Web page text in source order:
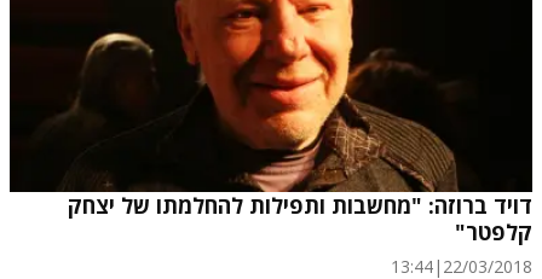
דויד ברוזה: "מחשבות ותפילות להחלמתו של יצחק
קלפטר"
22/03/2018
|
13:44